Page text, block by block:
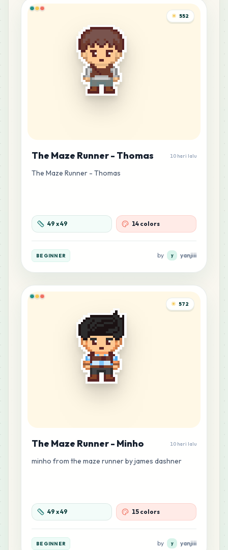
552
The Maze Runner - Thomas 10 hari lalu
The Maze Runner - Thomas
49 x49 14 colors
BEGINNER by y yanjiii
572
The Maze Runner - Minho 10 hari lalu
minho from the maze runner by james dashner
49 x49 15 colors
BEGINNER by y yanjiii